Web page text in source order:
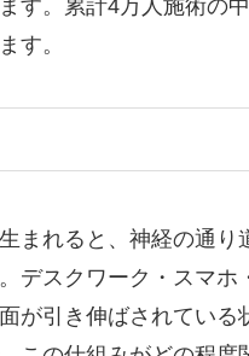
す。累計4万人施術の
す。
まれると、神経の通
デスクワーク・スマホ
が引き伸ばされている